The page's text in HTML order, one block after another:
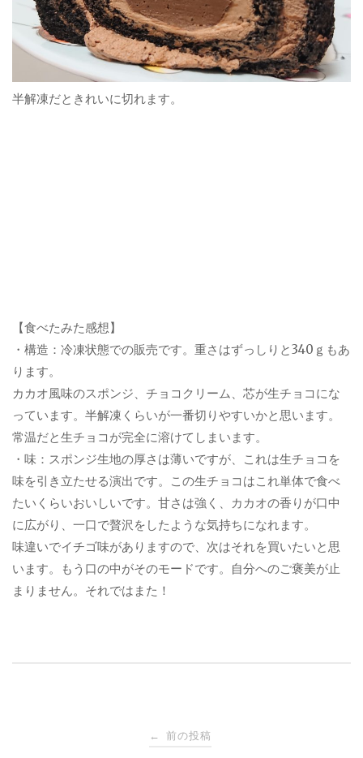
半解凍だときれいに切れます。
【食べたみた感想】
・構造：冷凍状態での販売です。重さはずっしりと340ｇもあ
ります。
カカオ風味のスポンジ、チョコクリーム、芯が生チョコにな
っています。半解凍くらいが一番切りやすいかと思います。
常温だと生チョコが完全に溶けてしまいます。
・味：スポンジ生地の厚さは薄いですが、これは生チョコを
味を引き立たせる演出です。この生チョコはこれ単体で食べ
たいくらいおいしいです。甘さは強く、カカオの香りが口中
に広がり、一口で贅沢をしたような気持ちになれます。
味違いでイチゴ味がありますので、次はそれを買いたいと思
います。もう口の中がそのモードです。自分へのご褒美が止
まりません。それではまた！
← 前の投稿